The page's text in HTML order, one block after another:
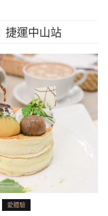
捷運中山站
愛體驗